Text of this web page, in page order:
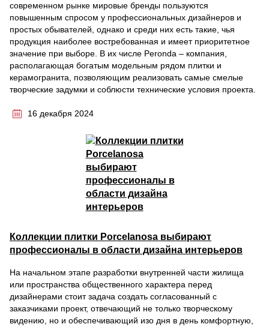
современном рынке мировые бренды пользуются
повышенным спросом у профессиональных дизайнеров и
простых обывателей, однако и среди них есть такие, чья
продукция наиболее востребованная и имеет приоритетное
значение при выборе. В их числе Peronda – компания,
располагающая богатым модельным рядом плитки и
керамогранита, позволяющим реализовать самые смелые
творческие задумки и соблюсти технические условия проекта.
16 декабря 2024
Коллекции плитки Porcelanosa выбирают
профессионалы в области дизайна интерьеров
На начальном этапе разработки внутренней части жилища
или пространства общественного характера перед
дизайнерами стоит задача создать согласованный с
заказчиками проект, отвечающий не только творческому
видению, но и обеспечивающий изо дня в день комфортную,